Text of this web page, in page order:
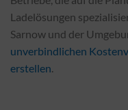
Ladelösungen
Sarnow und der
unverbindlichen
erstellen.